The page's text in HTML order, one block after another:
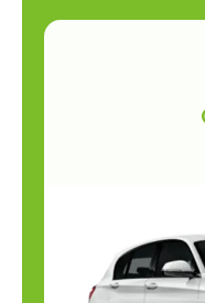
remolque,